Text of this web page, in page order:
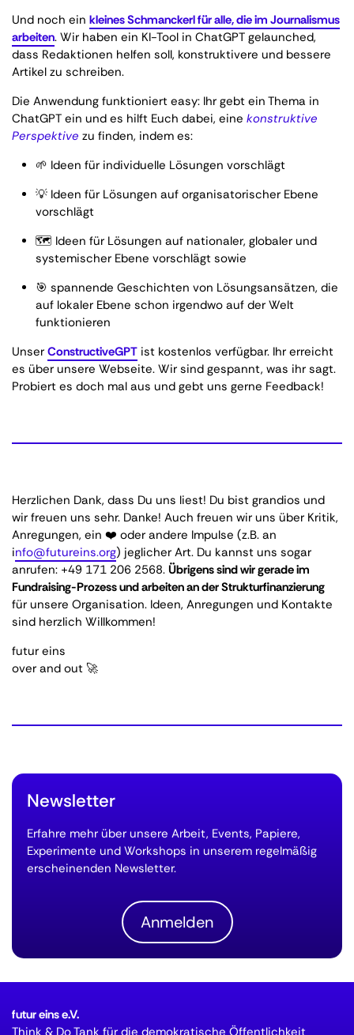
Und noch ein kleines Schmanckerl für alle, die im Journalismus
arbeiten. Wir haben ein KI-Tool in ChatGPT gelaunched,
dass Redaktionen helfen soll, konstruktivere und bessere
Artikel zu schreiben.
Die Anwendung funktioniert easy: Ihr gebt ein Thema in
ChatGPT ein und es hilft Euch dabei, eine konstruktive
Perspektive zu finden, indem es:
🌱 Ideen für individuelle Lösungen vorschlägt
💡 Ideen für Lösungen auf organisatorischer Ebene
vorschlägt
🗺️ Ideen für Lösungen auf nationaler, globaler und
systemischer Ebene vorschlägt sowie
🎯 spannende Geschichten von Lösungsansätzen, die
auf lokaler Ebene schon irgendwo auf der Welt
funktionieren
Unser ConstructiveGPT ist kostenlos verfügbar. Ihr erreicht
es über unsere Webseite. Wir sind gespannt, was ihr sagt.
Probiert es doch mal aus und gebt uns gerne Feedback!
Herzlichen Dank, dass Du uns liest! Du bist grandios und
wir freuen uns sehr. Danke! Auch freuen wir uns über Kritik,
Anregungen, ein ❤️ oder andere Impulse (z.B. an
info@futureins.org) jeglicher Art. Du kannst uns sogar
anrufen: +49 171 206 2568. Übrigens sind wir gerade im
Fundraising-Prozess und arbeiten an der Strukturfinanzierung
für unsere Organisation. Ideen, Anregungen und Kontakte
sind herzlich Willkommen!
futur eins
over and out 🚀
Newsletter
Erfahre mehr über unsere Arbeit, Events, Papiere,
Experimente und Workshops in unserem regelmäßig
erscheinenden Newsletter.
Anmelden
futur eins e.V.
Think & Do Tank für die demokratische Öffentlichkeit